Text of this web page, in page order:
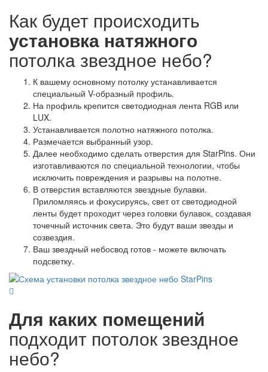
Как будет происходить
установка натяжного
потолка звездное небо?
К вашему основному потолку устанавливается
специальный V-образный профиль.
На профиль крепится светодиодная лента RGB или
LUX.
Устанавливается полотно натяжного потолка.
Размечается выбранный узор.
Далее необходимо сделать отверстия для StarPins. Они
изготавливаются по специальной технологии, чтобы
исключить повреждения и разрывы на полотне.
В отверстия вставляются звездные булавки.
Приломляясь и фокусируясь, свет от светодиодной
ленты будет проходит через головки булавок, создавая
точечный источник света. Это будут ваши звезды и
созвездия.
Ваш звездный небосвод готов - можете включать
подсветку.
Для каких помещений
подходит потолок звездное
небо?